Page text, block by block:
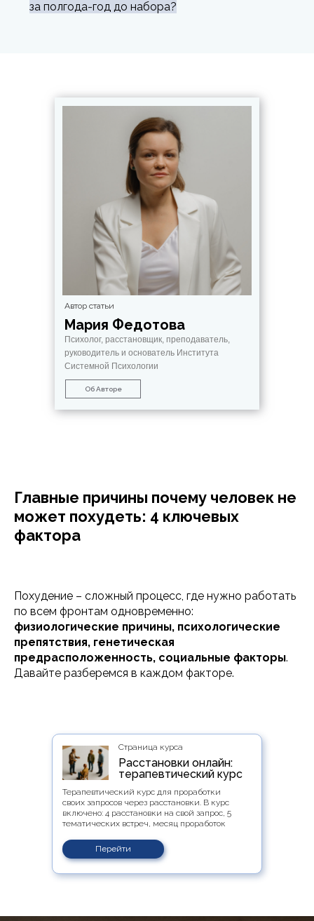
за полгода-год до набора?
Психолог, расстановщик, преподаватель,
руководитель и основатель Института
Системной Психологии
Автор статьи
Мария Федотова
Об Авторе
Главные причины почему человек не
может похудеть: 4 ключевых
фактора
Похудение – сложный процесс, где нужно работать
по всем фронтам одновременно:
физиологические причины, психологические
препятствия, генетическая
предрасположенность, социальные факторы.
Давайте разберемся в каждом факторе.
Страница курса
Терапевтический курс для проработки
своих запросов через расстановки. В курс
включено: 4 расстановки на свой запрос, 5
тематических встреч, месяц проработок
Расстановки онлайн:
терапевтический курс
Перейти